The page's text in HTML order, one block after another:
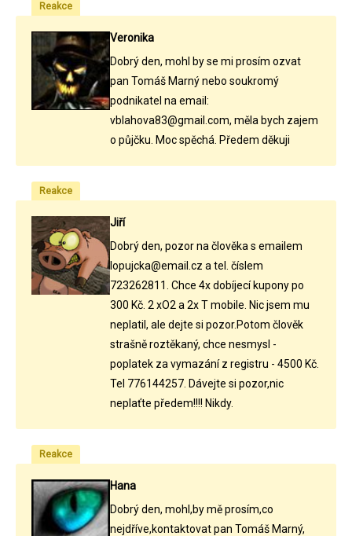
Reakce
Veronika
Dobrý den, mohl by se mi prosím ozvat
pan Tomáš Marný nebo soukromý
podnikatel na email:
vblahova83@gmail.com, měla bych zajem
o půjčku. Moc spěchá. Předem děkuji
Reakce
Jiří
Dobrý den, pozor na člověka s emailem
lopujcka@email.cz a tel. číslem
723262811. Chce 4x dobíjecí kupony po
300 Kč. 2 xO2 a 2x T mobile. Nic jsem mu
neplatil, ale dejte si pozor.Potom člověk
strašně roztěkaný, chce nesmysl -
poplatek za vymazání z registru - 4500 Kč.
Tel 776144257. Dávejte si pozor,nic
neplaťte předem!!!! Nikdy.
Reakce
Hana
Dobrý den, mohl,by mě prosím,co
nejdříve,kontaktovat pan Tomáš Marný,